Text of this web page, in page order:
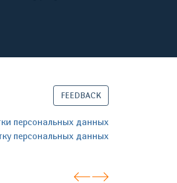
FEEDBACK
персональных данных
персональных данных